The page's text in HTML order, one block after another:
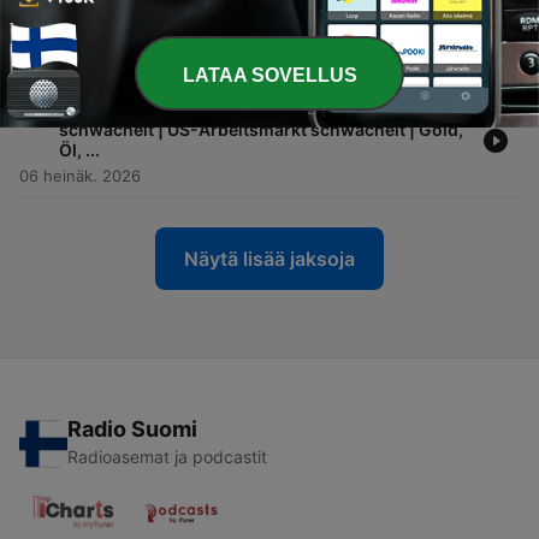
Öl-Schock | SK Hynix | KI-Blase Debut | Netflix
+1.216 % | Earnings-Season Prediction
13 heinäk. 2026
80 - Rotation raus aus Tech | US-Arbeitsmarkt
schwächelt | US-Arbeitsmarkt schwächelt | Gold,
Öl, ...
06 heinäk. 2026
Näytä lisää jaksoja
Radio Suomi
Radioasemat ja podcastit
LATAA SOVELLUS